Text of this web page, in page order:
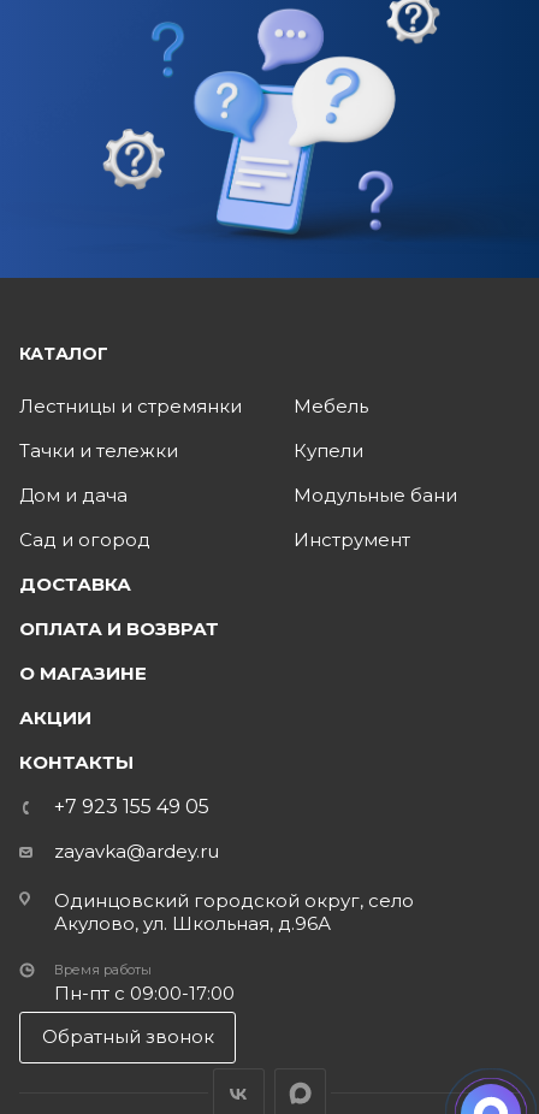
КАТАЛОГ
Лестницы и стремянки
Тачки и тележки
Дом и дача
Сад и огород
Мебель
Купели
Модульные бани
Инструмент
ДОСТАВКА
ОПЛАТА И ВОЗВРАТ
О МАГАЗИНЕ
АКЦИИ
КОНТАКТЫ
+7 923 155 49 05
zayavka@ardey.ru
Одинцовский городской округ, село
Акулово, ул. Школьная, д.96А
Время работы
Пн-пт с 09:00-17:00
Обратный звонок